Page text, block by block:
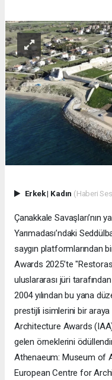
Erkek| Kadın (Haberi
Çanakkale Savaşları’nın
Yarımadası’ndaki
saygın platformlarından
Awards 2025’te
uluslararası jüri
2004 yılından bu yana
prestijli isimlerini bir
Architecture Awards
gelen örneklerini
Athenaeum: Museum of
European Centre for